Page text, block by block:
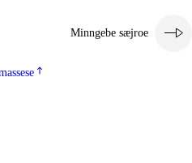
Minngebe sæjroe